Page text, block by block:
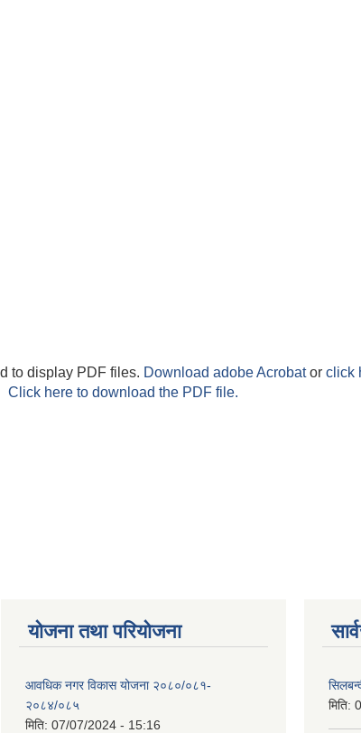
to display PDF files. Download adobe Acrobator click
Click here to download the PDF file.
योजना तथा परियोजना
आवधिक नगर विकास योजना २०८०/०८१-
२०८४/०८५
मिति: 07/07/2024 - 15:16
मिति: